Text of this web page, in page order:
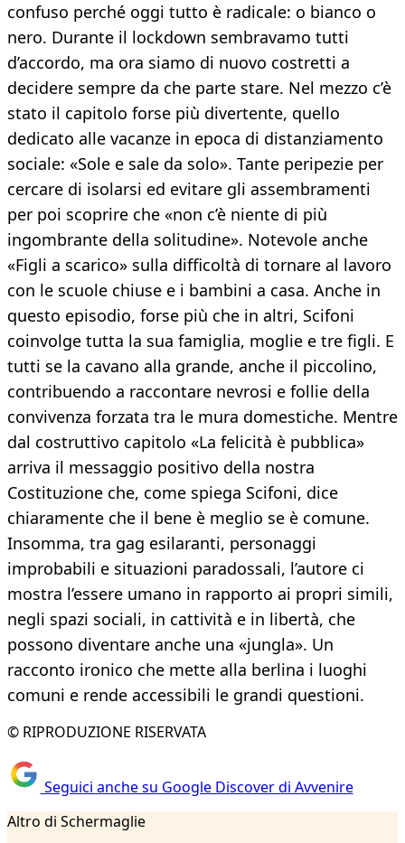
confuso perché oggi tutto è radicale: o bianco o
nero. Durante il lockdown sembravamo tutti
d’accordo, ma ora siamo di nuovo costretti a
decidere sempre da che parte stare. Nel mezzo c’è
stato il capitolo forse più divertente, quello
dedicato alle vacanze in epoca di distanziamento
sociale: «Sole e sale da solo». Tante peripezie per
cercare di isolarsi ed evitare gli assembramenti
per poi scoprire che «non c’è niente di più
ingombrante della solitudine». Notevole anche
«Figli a scarico» sulla difficoltà di tornare al lavoro
con le scuole chiuse e i bambini a casa. Anche in
questo episodio, forse più che in altri, Scifoni
coinvolge tutta la sua famiglia, moglie e tre figli. E
tutti se la cavano alla grande, anche il piccolino,
contribuendo a raccontare nevrosi e follie della
convivenza forzata tra le mura domestiche. Mentre
dal costruttivo capitolo «La felicità è pubblica»
arriva il messaggio positivo della nostra
Costituzione che, come spiega Scifoni, dice
chiaramente che il bene è meglio se è comune.
Insomma, tra gag esilaranti, personaggi
improbabili e situazioni paradossali, l’autore ci
mostra l’essere umano in rapporto ai propri simili,
negli spazi sociali, in cattività e in libertà, che
possono diventare anche una «jungla». Un
racconto ironico che mette alla berlina i luoghi
comuni e rende accessibili le grandi questioni.
© RIPRODUZIONE RISERVATA
Seguici anche su Google Discover di Avvenire
Altro di Schermaglie